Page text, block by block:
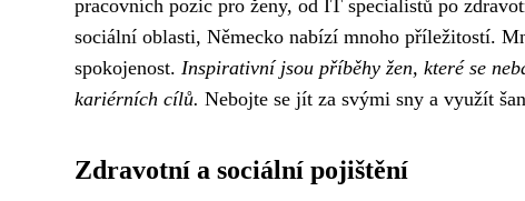
pracovních pozic pro ženy, od IT specialistů po
sociální oblasti, Německo nabízí mnoho příležitostí.
spokojenost. Inspirativní jsou příběhy žen, které se
kariérních cílů. Nebojte se jít za svými sny a využít
Zdravotní a sociální pojištění